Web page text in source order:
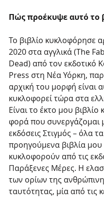
Πώς προέκυψε αυτό το
Το βιβλίο κυκλοφόρησε
2020 στα αγγλικά (The
Dead) από τον εκδοτικό
Press στη Νέα Υόρκη,
αρχική του μορφή είναι
κυκλοφορεί τώρα στα
Είναι το έκτο μου βιβλίο
φορά που συνεργάζομαι
εκδόσεις Στιγμός – όλα τα
προηγούμενα βιβλία μου
κυκλοφορούν από τις
Παράξενες Μέρες. Η
των ορίων της
ταυτότητας, μία από τις